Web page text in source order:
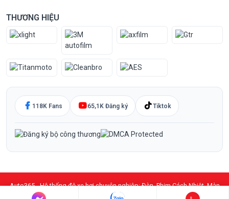
THƯƠNG HIỆU
118K Fans 65,1K Đăng ký Tiktok
Auto365 - Hệ thống độ xe hơi chuyên nghiệp: Đèn, Phim Cách Nhiệt, Màn
Hình DVD Android, PPF